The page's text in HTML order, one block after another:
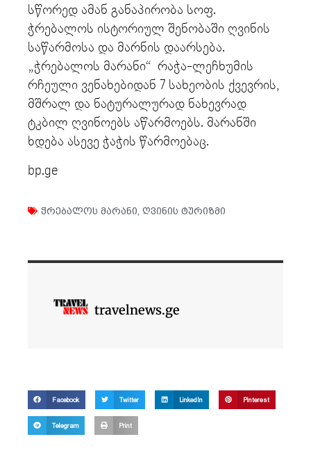
სწორედ ამან განაპირობა სოფ.
ჭრებალოს ისტორიულ შენობაში ღვინის
საწარმოსა და მარნის დაარსება.
„ჭრებალოს მარანი“ რაჭა-ლეჩხუმის
რჩეული ვენახებიდან 7 სახეობის ქვევრის,
მშრალ და ნატურალურად ნახევრად
ტკბილ ღვინოებს აწარმოებს. მარანში
ხდება ასევე ჭაჭის წარმოებაც.
bp.ge
ჭრებალოს მარანი ღვინის ტურიზმი
travelnews.ge
Facebook Twitter LinkedIn Pinterest
Telegram Print